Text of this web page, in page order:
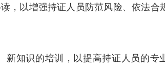
，以增强持证人员防范风险、依法合
新知识的培训，以提高持证人员的专